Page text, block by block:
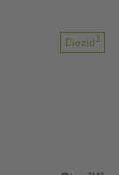
Biozid2